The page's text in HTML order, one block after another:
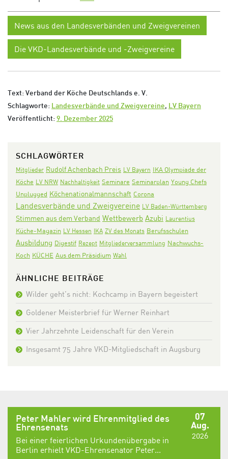
News aus den Landesverbänden und Zweigvereinen
Die VKD-Landesverbände und -Zweigvereine
Text: Verband der Köche Deutschlands e. V.
Schlagworte:
Landesverbände und Zweigvereine,
LV Bayern
Veröffentlicht: 9. Dezember 2025
SCHLAGWÖRTER
Mitglieder Rudolf Achenbach Preis LV Bayern IKA Olympiade der
Köche LV NRW Nachhaltigkeit Seminare Seminarplan Young Chefs
Unplugged Köchenationalmannschaft Corona
Landesverbände und Zweigvereine LV Baden-Württemberg
Stimmen aus dem Verband Wettbewerb Azubi Laurentius
Küche-Magazin LV Hessen IKA ZV des Monats Berufsschulen
Ausbildung Digestif Rezept Mitgliederversammlung Nachwuchs-
Koch KÜCHE Aus dem Präsidium Wahl
ÄHNLICHE BEITRÄGE
Wilder geht’s nicht: Kochcamp in Bayern begeistert
Goldener Meisterbrief für Werner Reinhart
Vier Jahrzehnte Leidenschaft für den Verein
Insgesamt 75 Jahre VKD-Mitgliedschaft in Augsburg
07
Aug.
2026
Peter Mahler wird Ehrenmitglied des
Ehrensenats
Bei einer feierlichen Urkundenübergabe in
Berlin erhielt VKD-Ehrensenator Peter...